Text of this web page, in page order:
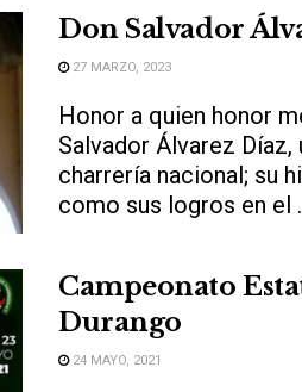
Don Salvador
27 MARZO, 2023
Honor a quien honor
Salvador Álvarez Díaz,
charrería nacional; su
como sus logros en el
Campeonato
Durango
24 MAYO, 2021